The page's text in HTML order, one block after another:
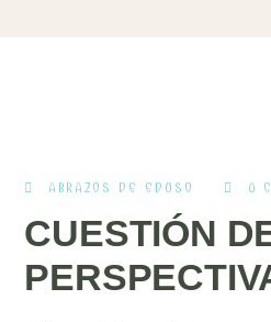
ABRAZOS DE EDUSO 0
CUESTIÓN